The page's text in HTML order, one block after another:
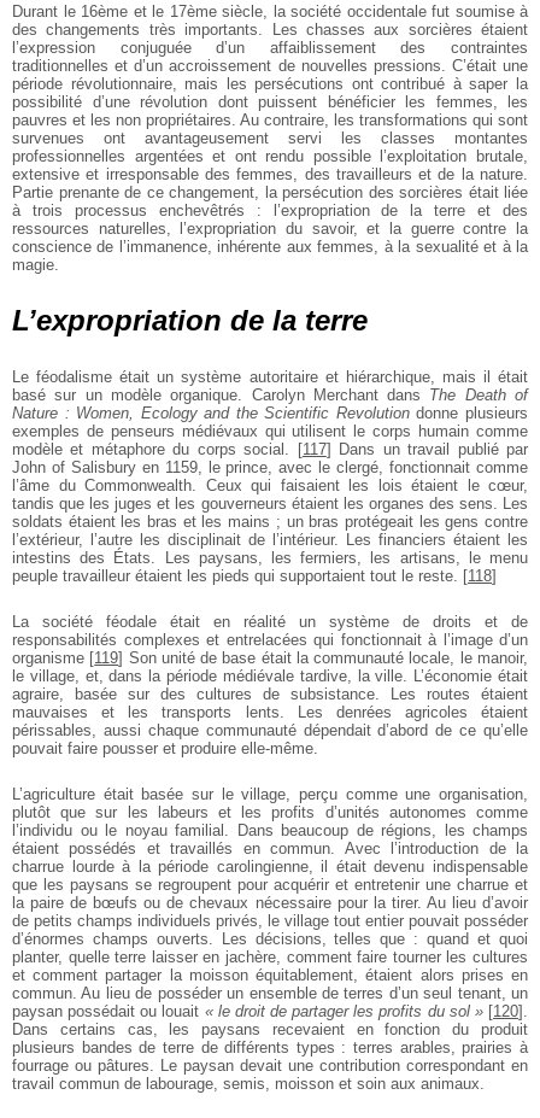
Durant le 16ème et le 17ème siècle, la société occidentale fut soumise à
des changements très importants. Les chasses aux sorcières étaient
l’expression conjuguée d’un affaiblissement des contraintes
traditionnelles et d’un accroissement de nouvelles pressions. C’était une
période révolutionnaire, mais les persécutions ont contribué à saper la
possibilité d’une révolution dont puissent bénéficier les femmes, les
pauvres et les non propriétaires. Au contraire, les transformations qui sont
survenues ont avantageusement servi les classes montantes
professionnelles argentées et ont rendu possible l’exploitation brutale,
extensive et irresponsable des femmes, des travailleurs et de la nature.
Partie prenante de ce changement, la persécution des sorcières était liée
à trois processus enchevêtrés : l’expropriation de la terre et des
ressources naturelles, l’expropriation du savoir, et la guerre contre la
conscience de l’immanence, inhérente aux femmes, à la sexualité et à la
magie.
L’expropriation de la terre
Le féodalisme était un système autoritaire et hiérarchique, mais il était
basé sur un modèle organique. Carolyn Merchant dans The Death of
Nature : Women, Ecology and the Scientific Revolutiondonne plusieurs
exemples de penseurs médiévaux qui utilisent le corps humain comme
modèle et métaphore du corps social.
[117] Dans un travail publié par
John of Salisbury en 1159, le prince, avec le clergé, fonctionnait comme
l’âme du Commonwealth. Ceux qui faisaient les lois étaient le cœur,
tandis que les juges et les gouverneurs étaient les organes des sens. Les
soldats étaient les bras et les mains ; un bras protégeait les gens contre
l’extérieur, l’autre les disciplinait de l’intérieur. Les financiers étaient les
intestins des États. Les paysans, les fermiers, les artisans, le menu
peuple travailleur étaient les pieds qui supportaient tout le reste. [118]
La société féodale était en réalité un système de droits et de
responsabilités complexes et entrelacées qui fonctionnait à l’image d’un
organisme [119] Son unité de base était la communauté locale, le manoir,
le village, et, dans la période médiévale tardive, la ville. L’économie était
agraire, basée sur des cultures de subsistance. Les routes étaient
mauvaises et les transports lents. Les denrées agricoles étaient
périssables, aussi chaque communauté dépendait d’abord de ce qu’elle
pouvait faire pousser et produire elle-même.
L’agriculture était basée sur le village, perçu comme une organisation,
plutôt que sur les labeurs et les profits d’unités autonomes comme
l’individu ou le noyau familial. Dans beaucoup de régions, les champs
étaient possédés et travaillés en commun. Avec l’introduction de la
charrue lourde à la période carolingienne, il était devenu indispensable
que les paysans se regroupent pour acquérir et entretenir une charrue et
la paire de bœufs ou de chevaux nécessaire pour la tirer. Au lieu d’avoir
de petits champs individuels privés, le village tout entier pouvait posséder
d’énormes champs ouverts. Les décisions, telles que : quand et quoi
planter, quelle terre laisser en jachère, comment faire tourner les cultures
et comment partager la moisson équitablement, étaient alors prises en
commun. Au lieu de posséder un ensemble de terres d’un seul tenant, un
paysan possédait ou louait « le droit de partager les profits du sol »[120]
Dans certains cas, les paysans recevaient en fonction du produit
plusieurs bandes de terre de différents types : terres arables, prairies à
fourrage ou pâtures. Le paysan devait une contribution correspondant en
travail commun de labourage, semis, moisson et soin aux animaux.